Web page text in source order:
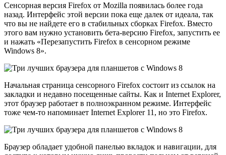
Сенсорная версия Firefox от Mozilla появилась более года
назад. Интерфейс этой версии пока еще далек от идеала, так
что вы не найдете его в стабильных сборках Firefox. Вместо
этого вам нужно установить бета-версию Firefox, запустить ее
и нажать «Перезапустить Firefox в сенсорном режиме
Windows 8».
Начальная страница сенсорного Firefox состоит из ссылок на
закладки и недавно посещенные сайты. Как и Internet Explorer,
этот браузер работает в полноэкранном режиме. Интерфейс
тоже чем-то напоминает Internet Explorer 11, но это Firefox.
Браузер обладает удобной панелью вкладок и навигации, для